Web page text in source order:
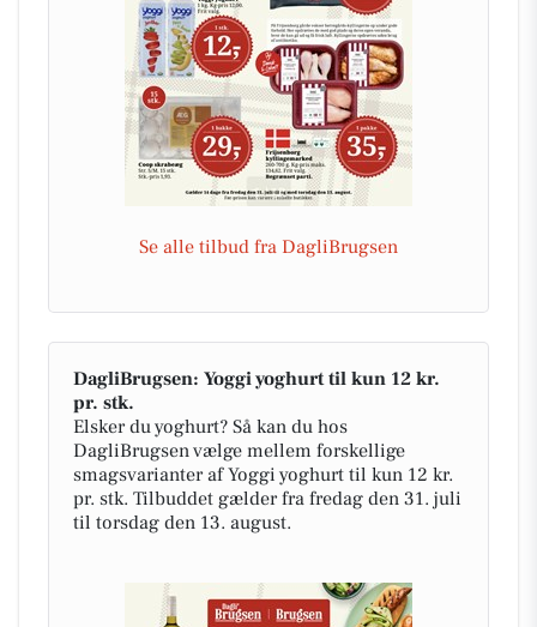
Se alle tilbud fra DagliBrugsen
DagliBrugsen: Yoggi yoghurt til kun 12 kr.
pr. stk.
Elsker du yoghurt? Så kan du hos
DagliBrugsen vælge mellem forskellige
smagsvarianter af Yoggi yoghurt til kun 12 kr.
pr. stk. Tilbuddet gælder fra fredag den 31. juli
til torsdag den 13. august.